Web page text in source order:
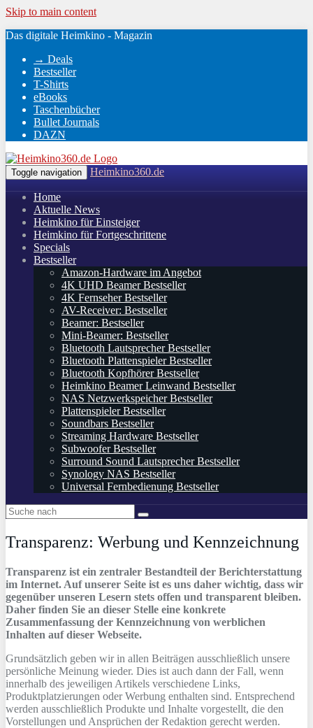
Skip to main content
Das digitale Heimkino - Magazin
→ Deals
Bestseller
T-Shirts
eBooks
Taschenbücher
Bullet Journals
DAZN
Toggle navigation Heimkino360.de
Home
Aktuelle News
Heimkino für Einsteiger
Heimkino für Fortgeschrittene
Specials
Bestseller
Amazon-Hardware im Angebot
4K UHD Beamer Bestseller
4K Fernseher Bestseller
AV-Receiver: Bestseller
Beamer: Bestseller
Mini-Beamer: Bestseller
Bluetooth Lautsprecher Bestseller
Bluetooth Plattenspieler Bestseller
Bluetooth Kopfhörer Bestseller
Heimkino Beamer Leinwand Bestseller
NAS Netzwerkspeicher Bestseller
Plattenspieler Bestseller
Soundbars Bestseller
Streaming Hardware Bestseller
Subwoofer Bestseller
Surround Sound Lautsprecher Bestseller
Synology NAS Bestseller
Universal Fernbedienung Bestseller
Transparenz: Werbung und Kennzeichnung
Transparenz ist ein zentraler Bestandteil der Berichterstattung
im Internet. Auf unserer Seite ist es uns daher wichtig, dass wir
gegenüber unseren Lesern stets offen und transparent bleiben.
Daher finden Sie an dieser Stelle eine konkrete
Zusammenfassung der Kennzeichnung von werblichen
Inhalten auf dieser Webseite.
Grundsätzlich geben wir in allen Beiträgen ausschließlich unsere
persönliche Meinung wieder. Dies ist auch dann der Fall, wenn
innerhalb des jeweiligen Artikels verschiedene Links,
Produktplatzierungen oder Werbung enthalten sind. Entsprechend
werden ausschließlich Produkte und Inhalte vorgestellt, die den
Vorstellungen und Ansprüchen der Redaktion gerecht werden.